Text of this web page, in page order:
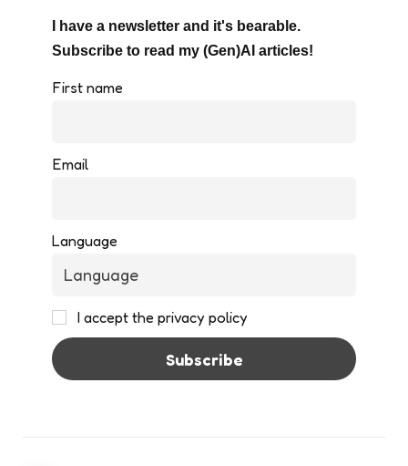
I have a newsletter and it's bearable.
Subscribe to read my (Gen)AI articles!
First name
Email
Language
I accept the privacy policy